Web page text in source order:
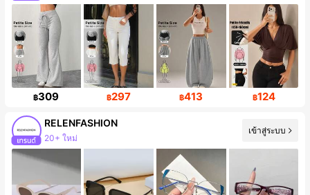
฿309 ฿297 ฿413 ฿124
RELENFASHION
การเพิ่มขึ้นของผู้ติดตาม 408%
เข้าสู่ระบบ